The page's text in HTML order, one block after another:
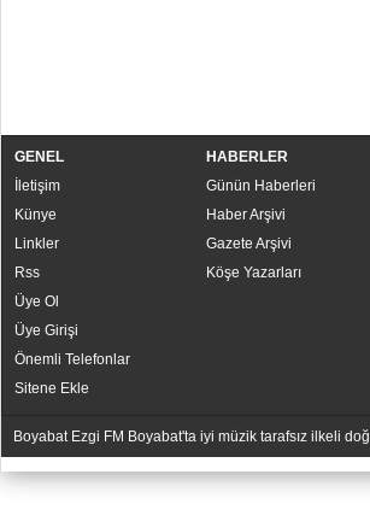
GENEL
İletişim
Künye
Linkler
Rss
Üye Ol
Üye Girişi
Önemli Telefonlar
Sitene Ekle
HABERLER
Günün Haberleri
Haber Arşivi
Gazete Arşivi
Köşe Yazarları
Boyabat Ezgi FM Boyabat'ta iyi müzik tarafsız ilkeli